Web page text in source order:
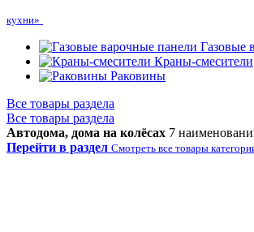
кухни»
Газовые
Краны-смесители
Раковины
Все товары раздела
Все товары раздела
Автодома, дома на колёсах 7
Перейти в раздел Смотреть все товары